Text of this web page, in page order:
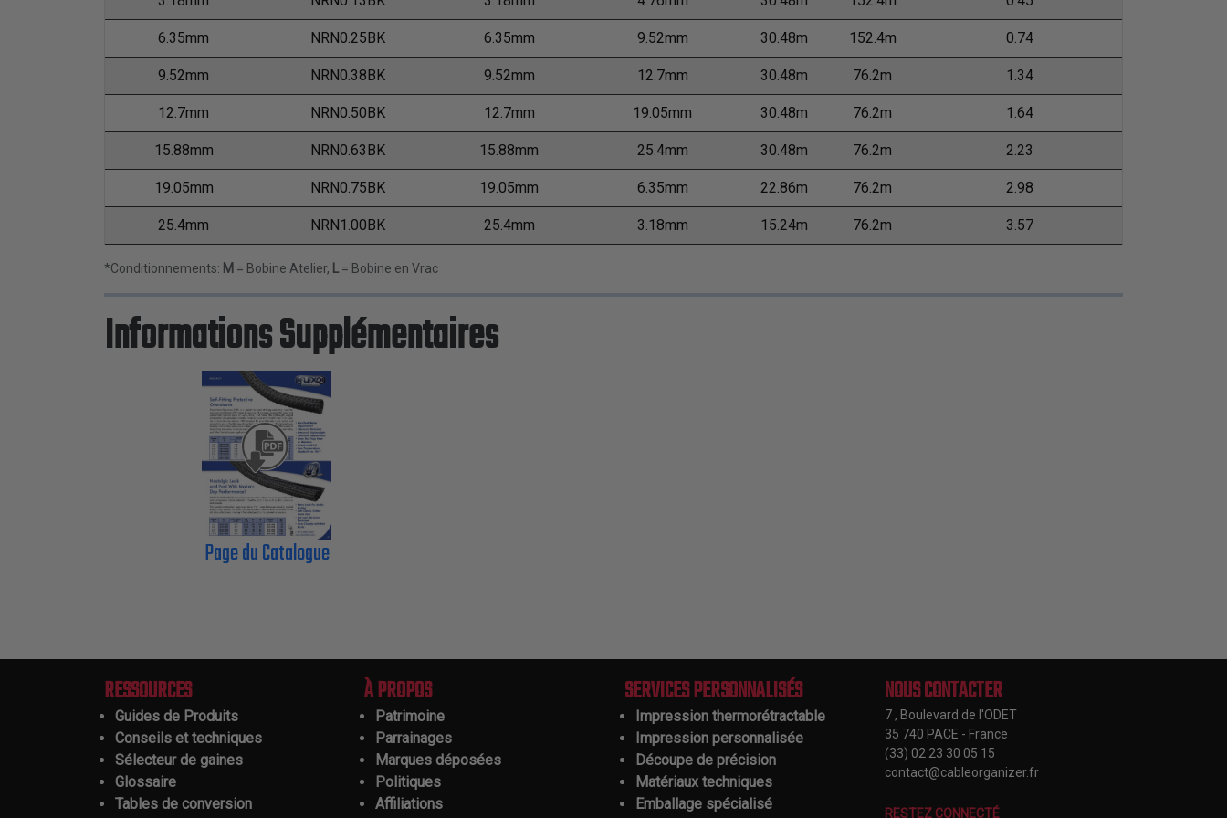
6.35mm NRN0.25BK 6.35mm 9.52mm 30.48m 152.4m 0.74
9.52mm NRN0.38BK 9.52mm 12.7mm 30.48m 76.2m 1.34
12.7mm NRN0.50BK 12.7mm 19.05mm 30.48m 76.2m 1.64
15.88mm NRN0.63BK 15.88mm 25.4mm 30.48m 76.2m 2.23
19.05mm NRN0.75BK 19.05mm 6.35mm 22.86m 76.2m 2.98
25.4mm NRN1.00BK 25.4mm 3.18mm 15.24m 76.2m 3.57
*Conditionnements: M = Bobine Atelier, L = Bobine en Vrac
Informations Supplémentaires
Page du Catalogue
RESSOURCES
Guides de Produits
Conseils et techniques
Sélecteur de gaines
Glossaire
Tables de conversion
À PROPOS
Patrimoine
Parrainages
Marques déposées
Politiques
Affiliations
SERVICES PERSONNALISÉS
Impression thermorétractable
Impression personnalisée
Découpe de précision
Matériaux techniques
Emballage spécialisé
NOUS CONTACTER
7 , Boulevard de l'ODET
35 740 PACE - France
(33) 02 23 30 05 15
contact@cableorganizer.fr
RESTEZ CONNECTÉ